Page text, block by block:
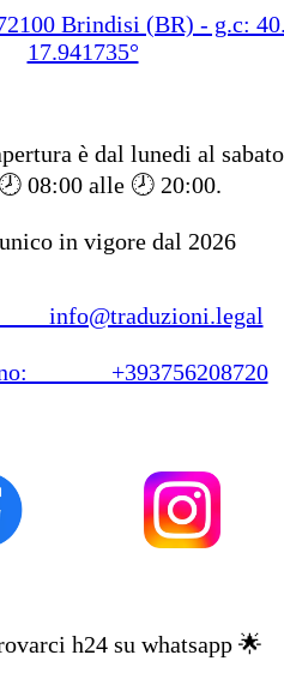
Brindisi (BR) - g.c:
17.941735°
è dal lunedi al sabato
08:00 alle 🕗 20:00.
in vigore dal 2026
info@traduzioni.legal
+393756208720
h24 su whatsapp 🌟